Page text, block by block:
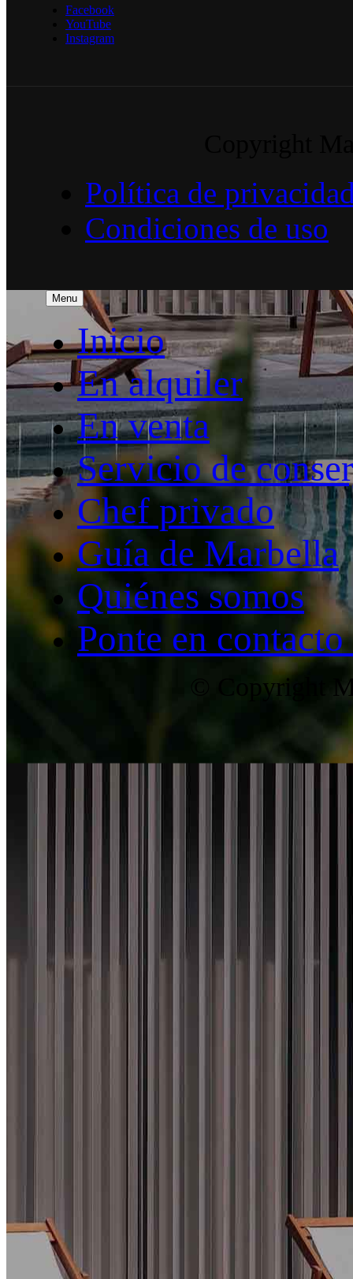
Facebook
YouTube
Instagram
Política de
Condiciones de uso
Menu
Inicio
En alquiler
En venta
Servicio de
Chef privado
Guía de Marbella
Quiénes somos
Ponte en
© Copyright